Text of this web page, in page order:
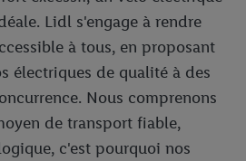
Lidl s'engage à rendre
à tous, en proposant
électriques de qualité à des
Nous comprenons
de transport fiable,
c'est pourquoi nos